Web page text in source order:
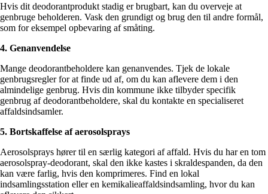
Hvis dit deodorantprodukt stadig er brugbart, kan du overveje at
genbruge beholderen. Vask den grundigt og brug den til andre formål,
som for eksempel opbevaring af småting.
4. Genanvendelse
Mange deodorantbeholdere kan genanvendes. Tjek de lokale
genbrugsregler for at finde ud af, om du kan aflevere dem i den
almindelige genbrug. Hvis din kommune ikke tilbyder specifik
genbrug af deodorantbeholdere, skal du kontakte en specialiseret
affaldsindsamler.
5. Bortskaffelse af aerosolsprays
Aerosolsprays hører til en særlig kategori af affald. Hvis du har en tom
aerosolspray-deodorant, skal den ikke kastes i skraldespanden, da den
kan være farlig, hvis den komprimeres. Find en lokal
indsamlingsstation eller en kemikalieaffaldsindsamling, hvor du kan